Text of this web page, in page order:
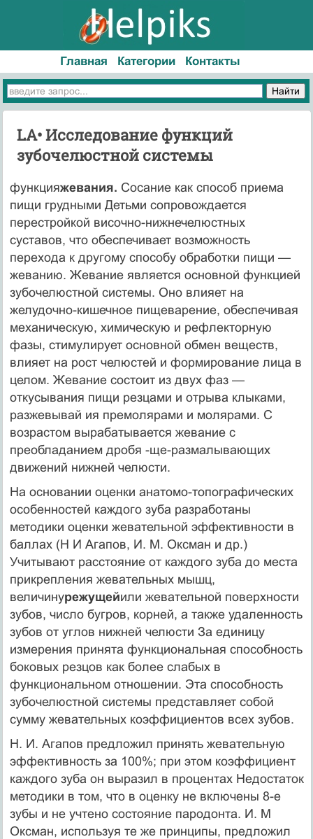
Главная Категории Контакты
LA• Исследование функций
зубочелюстной системы
функцияжевания. Сосание как способ приема
пищи грудными Детьми сопровождается
перестройкой височно-нижнечелюст­ных
суставов, что обеспечивает возможность
перехода к другому способу обработки пищи —
жеванию. Жевание является основной функцией
зубочелюстной системы. Оно влияет на
желудочно-кишечное пищеварение, обеспечивая
механическую, химическую и рефлекторную
фазы, стимулирует основной обмен веществ,
влияет на рост челюстей и формирование лица в
целом. Жевание состоит из двух фаз —
откусывания пищи резцами и отрыва клыками,
разжевывай ия премолярами и молярами. С
возрастом вырабатывается жевание с
преобладанием дробя -ще-размалывающих
движений нижней челюсти.
На основании оценки анатомо-топографических
особенно­стей каждого зуба разработаны
методики оценки жева­тельной эффективности в
баллах (Н И Агапов, И. М. Оксман и др.)
Учитывают расстояние от каждого зуба до места
прикрепления жевательных мышц,
величинурежущейили жевательной поверхности
зубов, число бугров, корней, а также удаленность
зубов от углов нижней челюсти За единицу
измерения принята функциональная способность
боковых рез­цов как более слабых в
функциональном отношении. Эта спо­собность
зубочелюстной системы представляет собой
сумму жевательных коэффициентов всех зубов.
Н. И. Агапов предложил принять жевательную
эффективность за 100%; при этом коэффициент
каждого зуба он выразил в процентах Недостаток
методики в том, что в оценку не вклю­чены 8-е
зубы и не учтено состояние пародонта. И. М
Оксман, используя те же принципы, предложил